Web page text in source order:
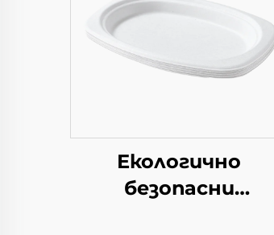
Екологично
безопасни